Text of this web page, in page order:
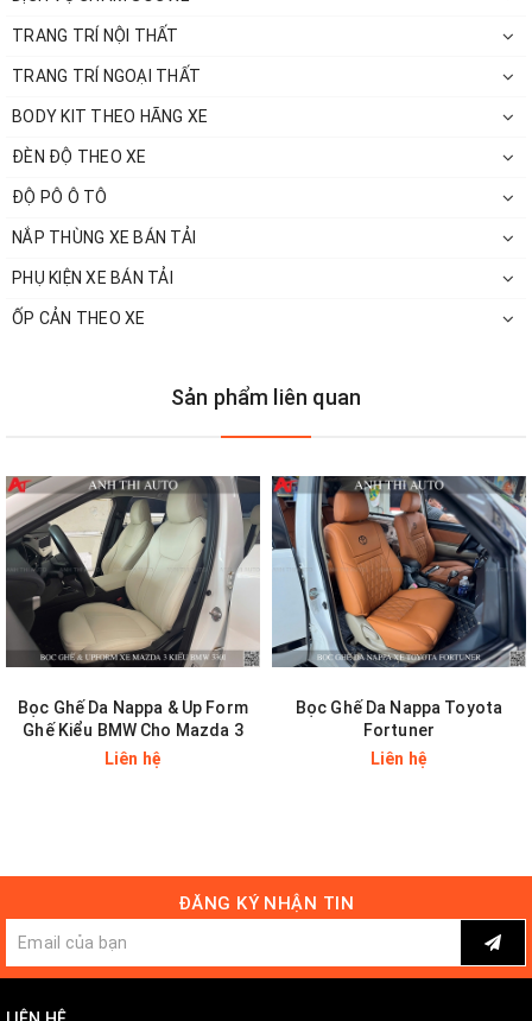
Tại sao phải bọc ghế da xe
Suzuki
XL7?
Lý do nên chọn dịch vụ bọc ghế da xe
Suzuki XL7
– Tăng độ thẩm mỹ, sang trọng và đẳng cấp cho nội thất xe.
– Mút ghế bị xẹp sẽ được bồi thêm mút mới, lấy lại form ghế
– Đa dạng mẫu mã, màu sắc, thể hiện cá tính độc đáo riêng cho
chế bám bụi, kháng khuẩn.
TRANG TRÍ NỘI THẤT
TRANG TRÍ NGOẠI THẤT
BODY KIT THEO HÃNG XE
ĐÈN ĐỘ THEO XE
ĐỘ PÔ Ô TÔ
NẮP THÙNG XE BÁN TẢI
PHỤ KIỆN XE BÁN TẢI
ỐP CẢN THEO XE
Sản phẩm liên quan
Bọc Ghế Da Nappa & Up Form
Ghế Kiểu BMW Cho Mazda 3
Liên hệ
Bọc Ghế Da Nappa Toyota
Fortuner
Liên hệ
ĐĂNG KÝ NHẬN TIN